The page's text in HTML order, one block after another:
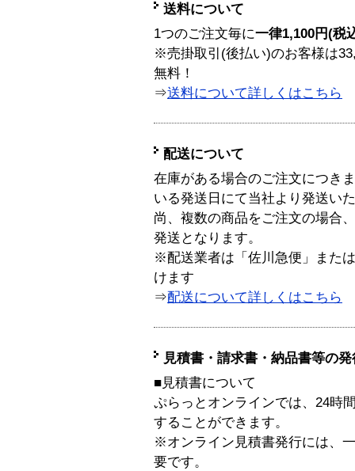
送料について
1つのご注文毎に一律1,100円(税
※売掛取引(後払い)のお客様は
無料！
⇒送料について詳しくはこちら
配送について
在庫がある場合のご注文につき
いる発送日にて当社より発送い
尚、複数の商品をご注文の場合
発送となります。
※配送業者は「佐川急便」また
けます
⇒配送について詳しくはこちら
見積書・請求書・納品書等の
■見積書について
ぷらっとオンラインでは、24時
することができます。
※オンライン見積書発行には、
要です。